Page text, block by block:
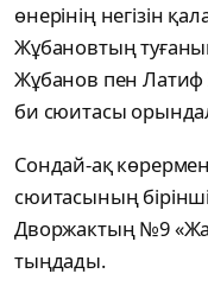
өнерінің негізін
Жұбановтың
Жұбанов пен Латиф
би сюитасы
Сондай-ақ
сюитасының
Дворжактың №9
тыңдады.